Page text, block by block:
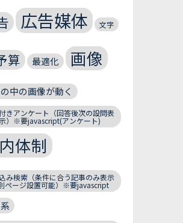
広告媒体 文字
算 最適化 画像
中の画像が動く
きアンケート（回答後次の設問表
）※要javascript(アンケート)
体制
み検索（条件に合う記事のみ表示
ページ設置可能）※要javascript